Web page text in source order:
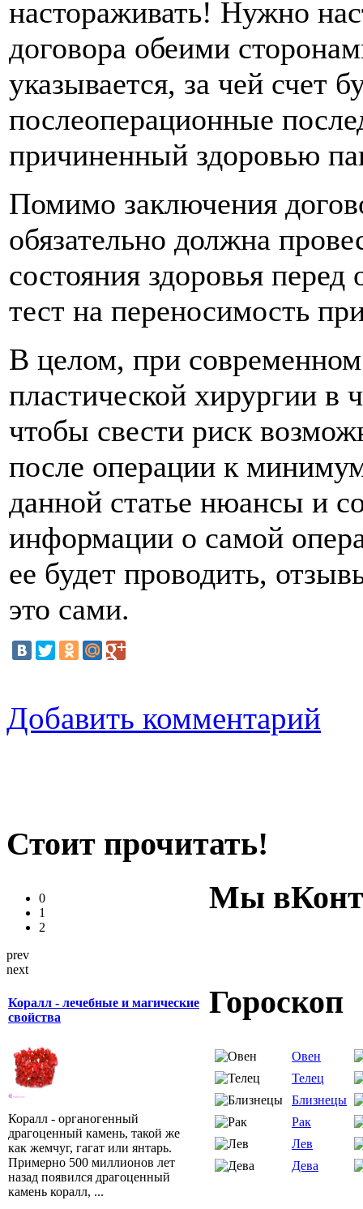
настораживать! Нужно
договора обеими
указывается, за чей счет
послеоперационные
причиненный здоровью
Помимо заключения
обязательно должна
состояния здоровья
тест на переносимость
В целом, при
пластической хирургии в
чтобы свести риск
после операции к
данной статье нюансы и
информации о самой
ее будет проводить,
это сами.
Добавить комментарий
Стоит прочитать!
0
1
2
prev
next
Коралл - лечебные и магические
свойства
Коралл - органогенный
драгоценный камень, такой же
как жемчуг, гагат или янтарь.
Примерно 500 миллионов лет
назад появился драгоценный
камень коралл, ...
Мы
Гороскоп
Овен
Телец
Близнецы
Рак
Лев
Дева